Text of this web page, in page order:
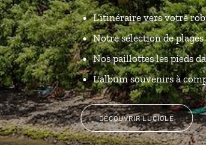
L’itinéraire vers votre
Notre sélection de
Nos paillottes les pieds
L'album souvenirs à
DÉCOUVRIR LUCIOLE